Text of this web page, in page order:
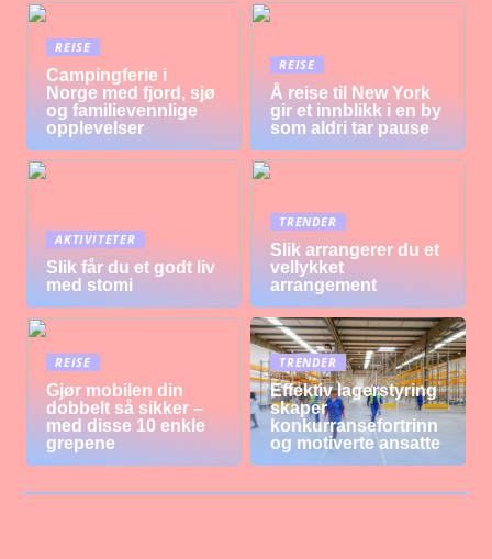
REISE
Campingferie i
Norge med fjord, sjø
og familievennlige
opplevelser
REISE
Å reise til New York
gir et innblikk i en by
som aldri tar pause
AKTIVITETER
Slik får du et godt liv
med stomi
TRENDER
Slik arrangerer du et
vellykket
arrangement
REISE
Gjør mobilen din
dobbelt så sikker –
med disse 10 enkle
grepene
TRENDER
Effektiv lagerstyring
skaper
konkurransefortrinn
og motiverte ansatte